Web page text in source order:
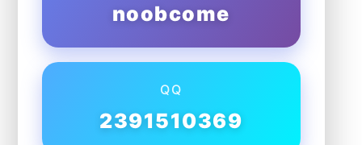
noobcome
QQ
2391510369